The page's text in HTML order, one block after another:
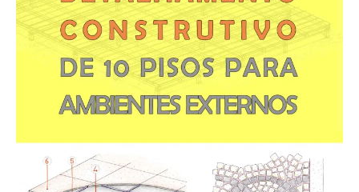
pisos
para
ambientes
externos